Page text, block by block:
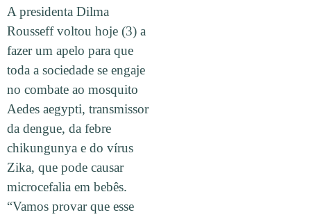
A presidenta Dilma
Rousseff voltou hoje (3) a
fazer um apelo para que
toda a sociedade se engaje
no combate ao mosquito
Aedes aegypti, transmissor
da dengue, da febre
chikungunya e do vírus
Zika, que pode causar
microcefalia em bebês.
“Vamos provar que esse